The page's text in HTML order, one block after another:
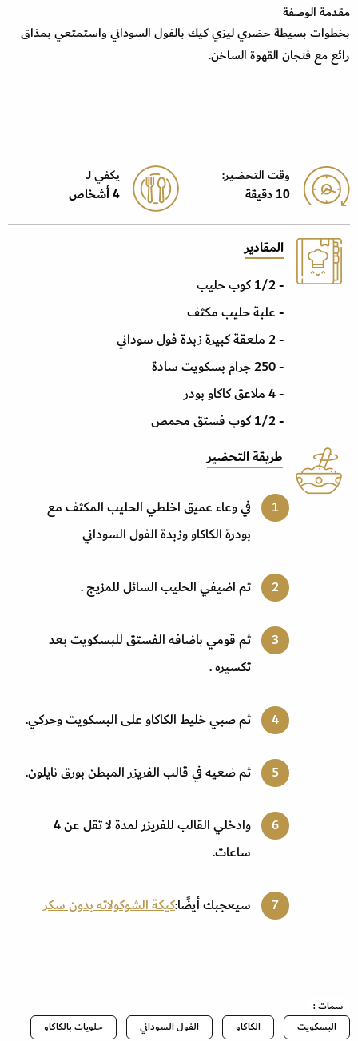
مقدمة الوصفة
بخطوات بسيطة حضري ليزي كيك بالفول السوداني واستمتعي بمذاق
رائع مع فنجان القهوة الساخن.
وقت التحضير:
10 دقيقة
يكفي J
4 أشخاص
المقادير
- 1/2 كوب حليب
- علبة حليب مكثف
- 2 ملعقة كبيرة زبدة فول سوداني
- 250 جرام بسكويت سادة
- 4 ملاعق كاكاو بودر
- 1/2 كوب فستق محمص
طريقة التحضير
في وعاء عميق اخلطي الحليب المكثف مع
بودرة الكاكاو وزبدة الفول السوداني
ثم اضيفي الحليب السائل للمزيج .
ثم قومي باضافه الفستق للبسكويت بعد
تكسيره .
ثم صبي خليط الكاكاو على البسكويت وحركي.
ثم ضعيه في قالب الفريزر المبطن بورق نايلون.
وادخلي القالب للفريزر لمدة لا تقل عن 4
ساعات.
سيعجبك أيضًا:كيكة الشوكولاته بدون سكر
سمات :
البسكويت
الكاكاو الفول السوداني
حلويات بالكاكاو